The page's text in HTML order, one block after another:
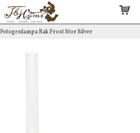
Fotogenlampa Rak Frost Stor Silver